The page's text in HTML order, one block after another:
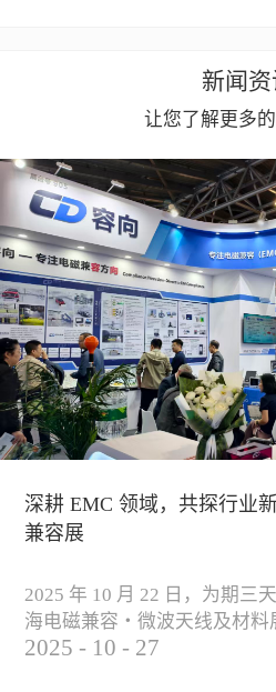
新闻
让您了解更多
深耕 EMC 领域，共探行业
兼容展
2025 年 10 月 22 日，为期三
海电磁兼容・微波天线及材料
满落下帷幕。作为电磁兼容领
2025 - 10 - 27